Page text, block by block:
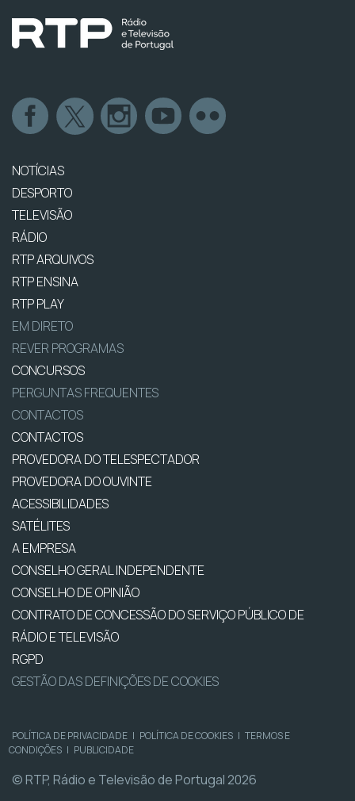
NOTÍCIAS
DESPORTO
TELEVISÃO
RÁDIO
RTP ARQUIVOS
RTP ENSINA
RTP PLAY
EM DIRETO
REVER PROGRAMAS
CONCURSOS
PERGUNTAS FREQUENTES
CONTACTOS
CONTACTOS
PROVEDORA DO TELESPECTADOR
PROVEDORA DO OUVINTE
ACESSIBILIDADES
SATÉLITES
A EMPRESA
CONSELHO GERAL INDEPENDENTE
CONSELHO DE OPINIÃO
CONTRATO DE CONCESSÃO DO SERVIÇO PÚBLICO DE
RÁDIO E TELEVISÃO
RGPD
GESTÃO DAS DEFINIÇÕES DE COOKIES
POLÍTICA DE PRIVACIDADE | POLÍTICA DE COOKIES | TERMOS E
CONDIÇÕES | PUBLICIDADE
© RTP, Rádio e Televisão de Portugal 2026